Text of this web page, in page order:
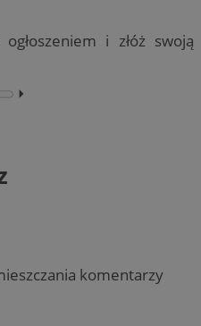
i złóż swoją
⏵︎
komentarzy